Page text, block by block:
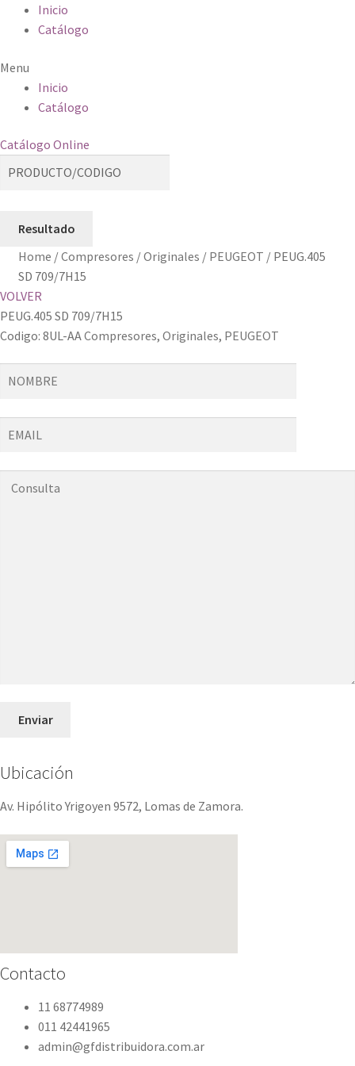
Inicio
Catálogo
Menu
Inicio
Catálogo
Catálogo Online
Resultado
Home /Compresores /Originales / PEUGEOT / PEUG.405
SD 709/7H15
VOLVER
PEUG.405 SD 709/7H15
Codigo: 8UL-AACompresores, Originales, PEUGEOT
Ubicación
Av. Hipólito Yrigoyen 9572, Lomas de Zamora.
Contacto
11 68774989
011 42441965
admin@gfdistribuidora.com.ar